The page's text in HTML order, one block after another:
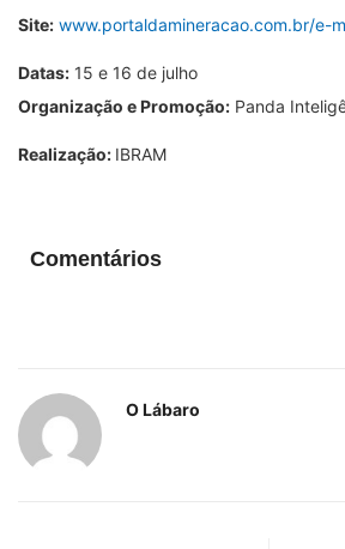
Site: www.portaldamineracao.com.br/e-
Datas: 15 e 16 de julho
Organização e Promoção: Panda
Realização: IBRAM
Comentários
O Lábaro